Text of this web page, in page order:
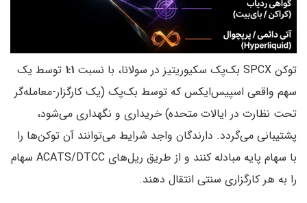
توکن SPCX بک‌پک سکیوریتیز در سولانا، با نسبت ۱:۱ توسط یک
سهم واقعی اسپیس‌ایکس که توسط بک‌پک (یک کارگزار-معامله‌گر
تحت نظارت در ایالات متحده) خریداری و نگهداری می‌شود،
پشتیبانی می‌گردد. دارندگان واجد شرایط می‌توانند آن توکن‌ها را
با سهام پایه مبادله کنند و از طریق ریل‌های ACATS/DTCC سهام
را به هر کارگزاری سنتی انتقال دهند.